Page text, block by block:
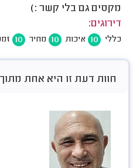
מקסים גם בלי קשר :)
דירוגים:
כללי 10 איכות 10 מחיר 10
חוות דעת זו היא אחת מתוך 131 על עסק זה: